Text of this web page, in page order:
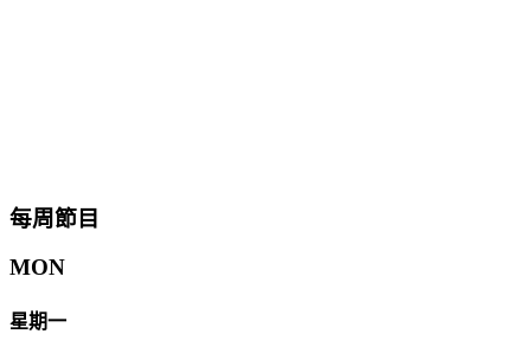
每周節目
MON
星期一